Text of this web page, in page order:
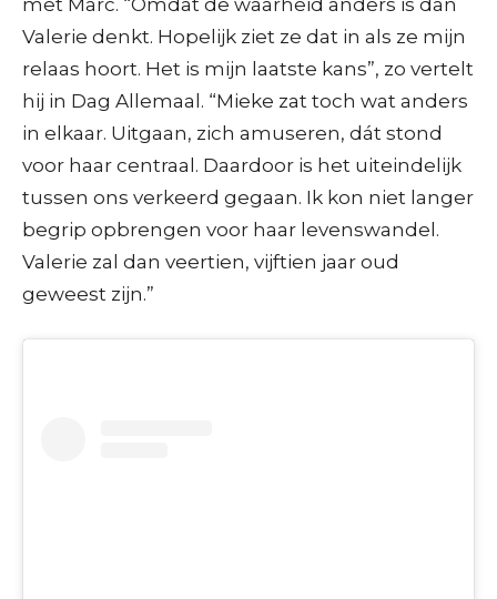
Valerie denkt. Hopelijk ziet ze dat in als ze mijn
relaas hoort. Het is mijn laatste kans”, zo vertelt
hij in Dag Allemaal. “Mieke zat toch wat anders
in elkaar. Uitgaan, zich amuseren, dát stond
voor haar centraal. Daardoor is het uiteindelijk
tussen ons verkeerd gegaan. Ik kon niet langer
begrip opbrengen voor haar levenswandel.
Valerie zal dan veertien, vijftien jaar oud
geweest zijn.”